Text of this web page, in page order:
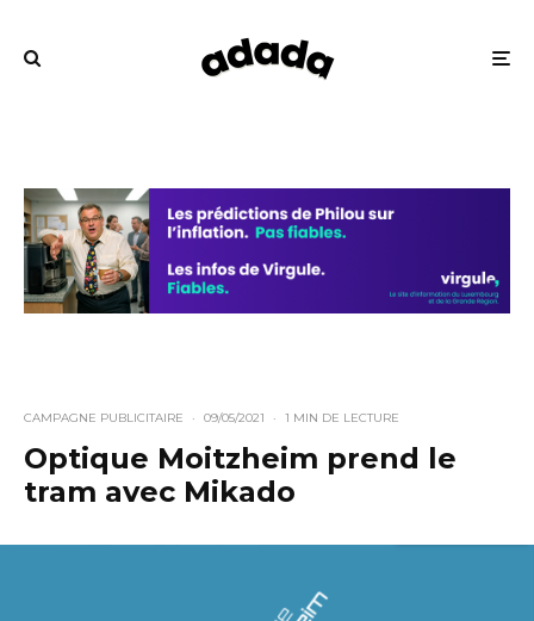
CAMPAGNE PUBLICITAIRE · 09/05/2021 · 1 MIN DE LECTURE
Optique Moitzheim prend le
tram avec Mikado